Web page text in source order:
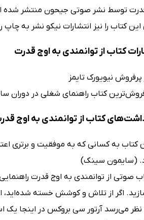
توسط نشر صوتی جیحون منتشر شده
کتاب را نیز انتشارات نیکو نشر به
کتاب از توانمندی به اوج قدرت
پرفروش نیویورک تایمز
کتاب راهنمای شغلی در دوران
کتاب از توانمندی به اوج
کتاب به کسانی که به موفقیت و برتری
(سایمون سینک)
صوتی از توانمندی به اوج قدرت
اگر از تلاش و کوشش خسته
نظر می‌رسد آرتور سی بروکس در اینجا یک